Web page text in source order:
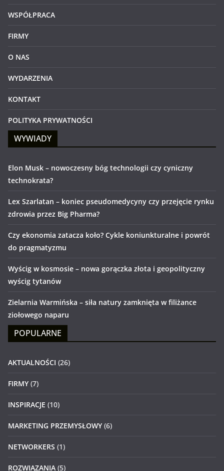
WSPÓŁPRACA
FIRMY
O NAS
WYDARZENIA
KONTAKT
POLITYKA PRYWATNOŚCI
WYWIADY
Elon Musk – nowoczesny bóg technologii czy cyniczny
technokrata?
Lex Szarlatan – koniec pseudomedycyny czy przejęcie rynku
zdrowia przez Big Pharma?
Czy ekonomia zatacza koło? Cykle koniunkturalne i powrót
do pragmatyzmu
Wyścig w kosmosie – nowa gorączka złota i geopolityczny
wyścig tytanów
Zielarnia Warmińska – siła natury zamknięta w filiżance
ziołowego naparu
POPULARNE
AKTUALNOŚCI (26)
FIRMY (7)
INSPIRACJE (10)
MARKETING PRZEMYSŁOWY (6)
NETWORKERS (1)
ROZWIĄZANIA (5)